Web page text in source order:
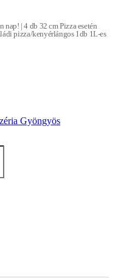
| 4 db 32 cm Pizza esetén
pizza/kenyérlángos 1db 1L-es